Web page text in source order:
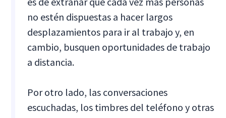
no estén dispuestas a hacer largos
desplazamientos para ir al trabajo y, en
cambio, busquen oportunidades de trabajo
a distancia.
Por otro lado, las conversaciones
escuchadas, los timbres del teléfono y otras